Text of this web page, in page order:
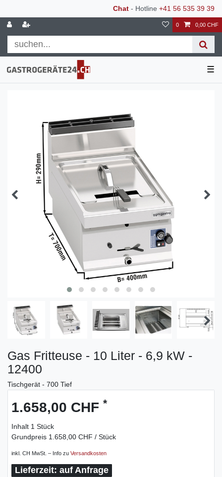
Chat - Hotline +41 56 535 39 39
0 0,00 CHF
☰
Gas Fritteuse - 10 Liter - 6,9 kW -
12400
Tischgerät - 700 Tief
1.658,00 CHF *
Inhalt 1 Stück
Grundpreis 1.658,00 CHF / Stück
inkl. CH MwSt. – Info zu Versandkosten
auf Anfrage